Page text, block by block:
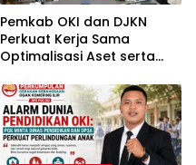
Pemkab OKI dan DJKN
Perkuat Kerja Sama
Optimalisasi Aset serta